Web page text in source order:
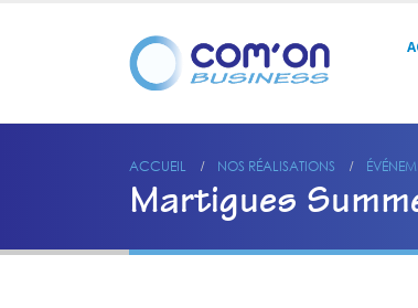
ACCUEIL NOS RÉALISATIONS
Martigues